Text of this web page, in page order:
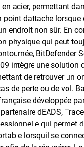
acier, permettant
point dattache lorsque
endroit non sûr. En
physique qui peut
BitDefender
intègre une solution
de retrouver un
de perte ou de vol.
développée
dEADS,
qui permet
lorsquil se